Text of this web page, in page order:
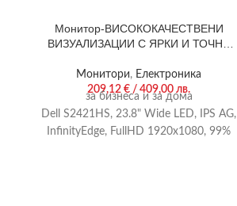
Монитор-ВИСОКОКАЧЕСТВЕНИ
ВИЗУАЛИЗАЦИИ С ЯРКИ И ТОЧНИ
Монитори, Електроника
209,12 € / 409,00 лв.
за бизнеса и за дома
Dell S2421HS, 23.8" Wide LED, IPS AG,
InfinityEdge, FullHD 1920x1080, 99%